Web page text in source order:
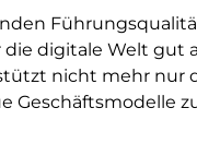
digitale Welt gut
nicht mehr
Geschäftsmodelle